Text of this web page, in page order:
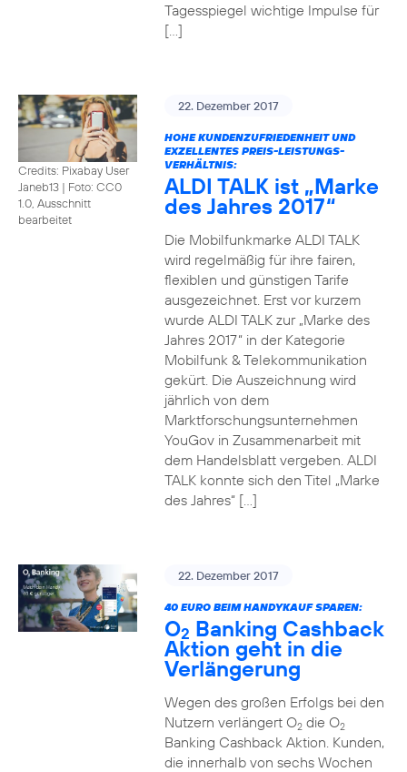
Tagesspiegel wichtige Impulse für
[…]
Credits: Pixabay User
Janeb13 | Foto: CC0
1.0, Ausschnitt
bearbeitet
22. Dezember 2017
HOHE KUNDENZUFRIEDENHEIT UND
EXZELLENTES PREIS-LEISTUNGS-
VERHÄLTNIS:
ALDI TALK ist „Marke
des Jahres 2017“
Die Mobilfunkmarke ALDI TALK
wird regelmäßig für ihre fairen,
flexiblen und günstigen Tarife
ausgezeichnet. Erst vor kurzem
wurde ALDI TALK zur „Marke des
Jahres 2017“ in der Kategorie
Mobilfunk & Telekommunikation
gekürt. Die Auszeichnung wird
jährlich von dem
Marktforschungsunternehmen
YouGov in Zusammenarbeit mit
dem Handelsblatt vergeben. ALDI
TALK konnte sich den Titel „Marke
des Jahres“ […]
22. Dezember 2017
40 EURO BEIM HANDYKAUF SPAREN:
O2 Banking Cashback
Aktion geht in die
Verlängerung
Wegen des großen Erfolgs bei den
Nutzern verlängert O2die O2
Banking Cashback Aktion. Kunden,
die innerhalb von sechs Wochen